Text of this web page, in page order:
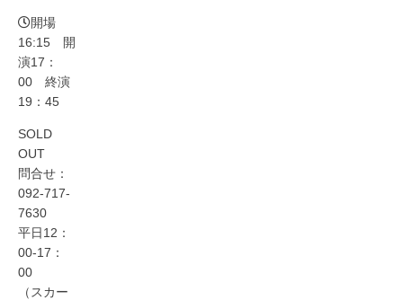
開場
16:15 開
演17：
00 終演
19：45
SOLD
OUT
問合せ：
092-717-
7630
平日12：
00-17：
00
（スカー